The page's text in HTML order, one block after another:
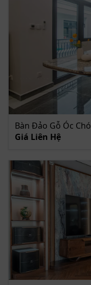
Bàn Đảo Gỗ Óc
Giá Liên Hệ